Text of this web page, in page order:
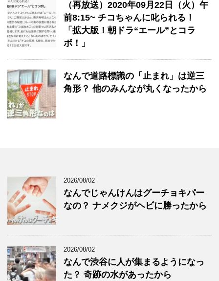
（再放送）2020年09月22日（火）午
前8:15~ チコちゃんに叱られる！
「拡大版！朝ドラ“エール”とコラ
ボ！」
なんで道路標識の「止まれ」は逆三
角形？ 他のみんなが丸くなったから
2026/08/02
なんでじゃんけんはグーチョキパー
なの？ ナメクジがヘビに勝ったから
2026/08/02
なんで渋谷に人が集まるようになっ
た？ 奇跡の水があったから